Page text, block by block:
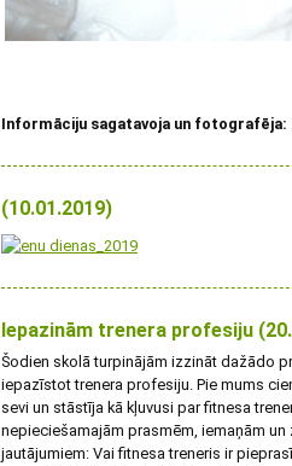
Informāciju sagatavoja un fotografēja:
(10.01.2019)
Iepazinām trenera profesiju
Šodien skolā turpinājām izzināt dažādo
iepazīstot trenera profesiju. Pie mums
sevi un stāstīja kā kļuvusi par fitnesa
nepieciešamajām prasmēm, iemaņām
jautājumiem: Vai fitnesa treneris ir